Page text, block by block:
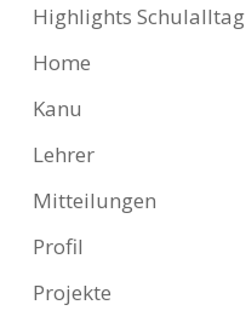
Highlights Schulalltag
Home
Kanu
Lehrer
Mitteilungen
Profil
Projekte